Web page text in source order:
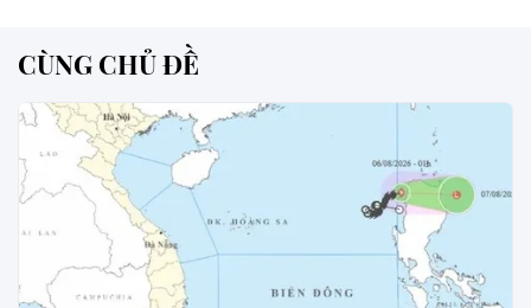
CÙNG CHỦ ĐỀ